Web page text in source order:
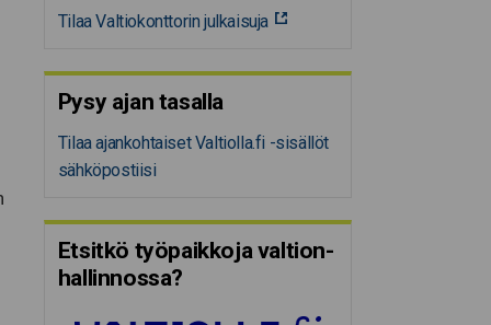
Tilaa Valtiokonttorin julkaisuja
Pysy ajan tasalla
Tilaa ajankohtaiset Valtiolla.fi -sisällöt
sähköpostiisi
Etsitkö työpaikkoja valtion­
hal­lin­nossa?